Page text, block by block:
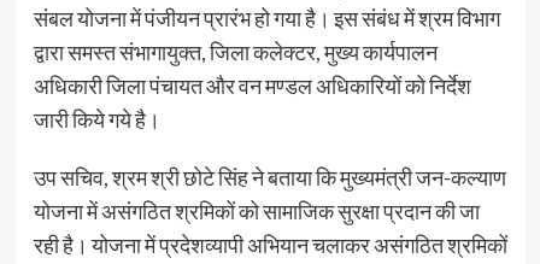
संबल योजना में पंजीयन प्रारंभ हो गया है। इस संबंध में श्रम विभाग
द्वारा समस्त संभागायुक्त, जिला कलेक्टर, मुख्य कार्यपालन
अधिकारी जिला पंचायत और वन मण्डल अधिकारियों को निर्देश
जारी किये गये है।
उप सचिव, श्रम श्री छोटे सिंह ने बताया कि मुख्यमंत्री जन-कल्याण
योजना में असंगठित श्रमिकों को सामाजिक सुरक्षा प्रदान की जा
रही है। योजना में प्रदेशव्यापी अभियान चलाकर असंगठित श्रमिकों